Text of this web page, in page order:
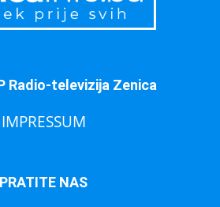
Radio-televizija Zenica
IMPRESSUM
PRATITE NAS